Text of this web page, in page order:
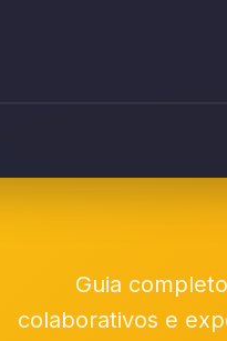
Guia
colaborativos e